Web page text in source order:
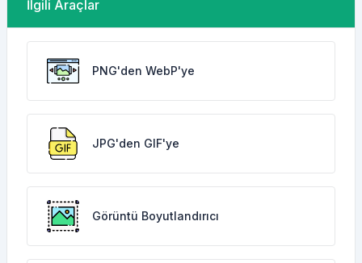
İlgili Araçlar
PNG'den WebP'ye
JPG'den GIF'ye
Görüntü Boyutlandırıcı